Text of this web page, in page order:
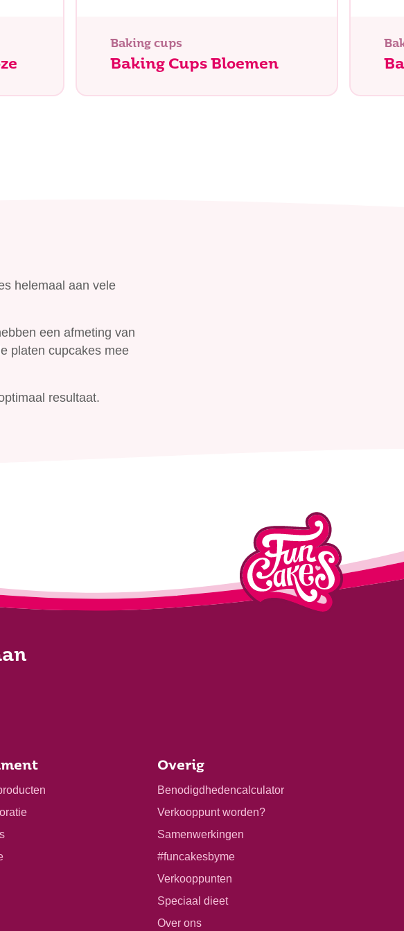
Baking cups
Baking Cups Bloemen
helemaal aan vele
een afmeting van
platen cupcakes mee
resultaat.
Overig
Benodigdhedencalculator
Verkooppunt worden?
Samenwerkingen
#funcakesbyme
Verkooppunten
Speciaal dieet
Over ons